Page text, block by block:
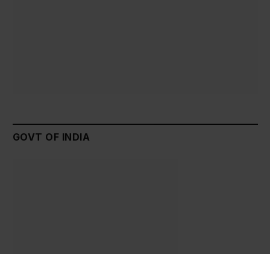
GOVT OF INDIA